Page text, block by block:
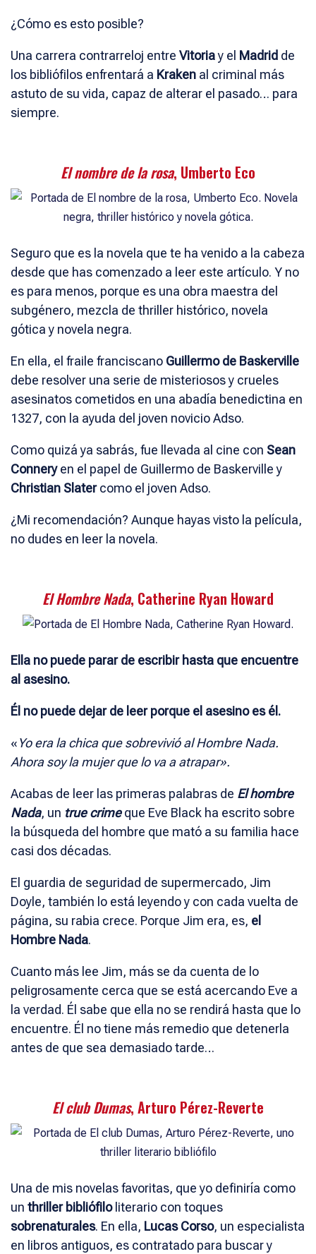
¿Cómo es esto posible?
Una carrera contrarreloj entre Vitoriay el Madrid de
los bibliófilos enfrentará a Kraken al criminal más
astuto de su vida, capaz de alterar el pasado… para
siempre.
El nombre de la rosa, Umberto Eco
Seguro que es la novela que te ha venido a la cabeza
desde que has comenzado a leer este artículo. Y no
es para menos, porque es una obra maestra del
subgénero, mezcla de thriller histórico, novela
gótica y novela negra.
En ella, el fraile franciscano Guillermo de Baskerville
debe resolver una serie de misteriosos y crueles
asesinatos cometidos en una abadía benedictina en
1327, con la ayuda del joven novicio Adso.
Como quizá ya sabrás, fue llevada al cine con Sean
Conneryen el papel de Guillermo de Baskerville y
Christian Slatercomo el joven Adso.
¿Mi recomendación? Aunque hayas visto la película,
no dudes en leer la novela.
El Hombre Nada, Catherine Ryan Howard
Ella no puede parar de escribir hasta que encuentre
al asesino.
Él no puede dejar de leer porque el asesino es él.
«Yo era la chica que sobrevivió al Hombre Nada.
Ahora soy la mujer que lo va a atrapar».
Acabas de leer las primeras palabras de El hombre
Nada, un true crimeque Eve Black ha escrito sobre
la búsqueda del hombre que mató a su familia hace
casi dos décadas.
El guardia de seguridad de supermercado, Jim
Doyle, también lo está leyendo y con cada vuelta de
página, su rabia crece. Porque Jim era, es, el
Hombre Nada.
Cuanto más lee Jim, más se da cuenta de lo
peligrosamente cerca que se está acercando Eve a
la verdad. Él sabe que ella no se rendirá hasta que lo
encuentre. Él no tiene más remedio que detenerla
antes de que sea demasiado tarde…
El club Dumas, Arturo Pérez-Reverte
Una de mis novelas favoritas, que yo definiría como
un thriller bibliófiloliterario con toques
sobrenaturales. En ella, Lucas Corso, un especialista
en libros antiguos, es contratado para buscar y